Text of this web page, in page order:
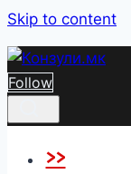
Skip to content
Follow
>>